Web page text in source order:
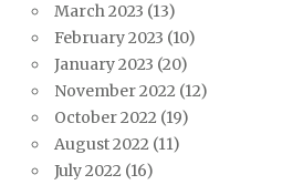
March 2023 (13)
February 2023 (10)
January 2023 (20)
November 2022 (12)
October 2022 (19)
August 2022 (11)
July 2022 (16)